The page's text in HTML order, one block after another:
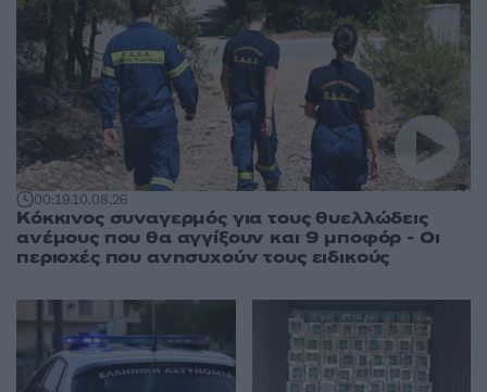
00:1910.08.26
Κόκκινος συναγερμός για τους θυελλώδεις
ανέμους που θα αγγίξουν και 9 μποφόρ - Οι
περιοχές που ανησυχούν τους ειδικούς